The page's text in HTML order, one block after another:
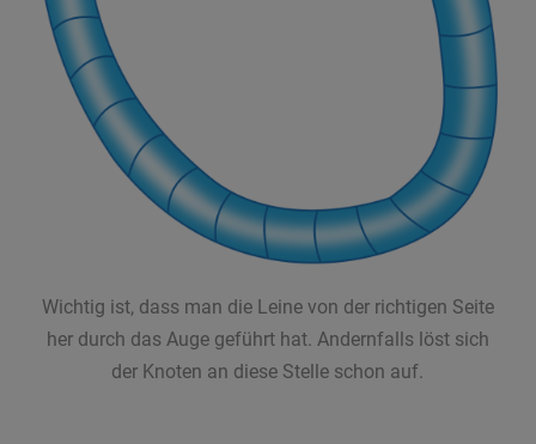
Wichtig ist, dass man die Leine von der richtigen Seite
her durch das Auge geführt hat. Andernfalls löst sich
der Knoten an diese Stelle schon auf.